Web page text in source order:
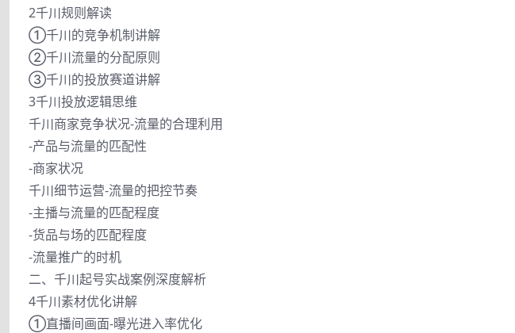
2千川规则解读
①千川的竞争机制讲解
②千川流量的分配原则
③千川的投放赛道讲解
3千川投放逻辑思维
千川商家竞争状况-流量的合理利用
-产品与流量的匹配性
-商家状况
千川细节运营-流量的把控节奏
-主播与流量的匹配程度
-货品与场的匹配程度
-流量推广的时机
二、千川起号实战案例深度解析
4千川素材优化讲解
①直播间画面-曝光进入率优化